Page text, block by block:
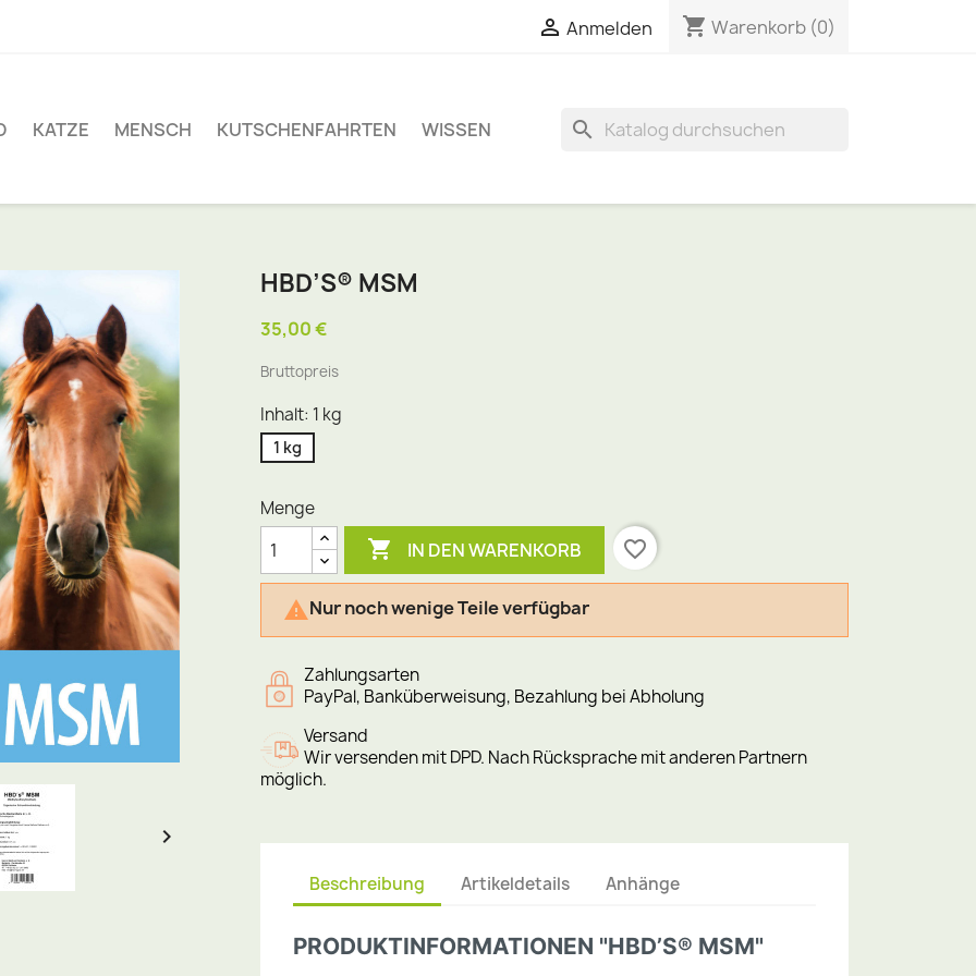
 Anmelden shopping_cart Warenkorb (0)
KATZE MENSCH KUTSCHENFAHRTEN WISSEN search

HBD’S® MSM
35,00 €
Bruttopreis
Inhalt: 1 kg
1 kg
Menge
 IN DEN WARENKORB favorite_border
Nur noch wenige Teile verfügbar
Zahlungsarten
PayPal, Banküberweisung, Bezahlung bei Abholung
Versand
Wir versenden mit DPD. Nach Rücksprache mit anderen Partnern
möglich.
Beschreibung Artikeldetails Anhänge
PRODUKTINFORMATIONEN "HBD’S® MSM"